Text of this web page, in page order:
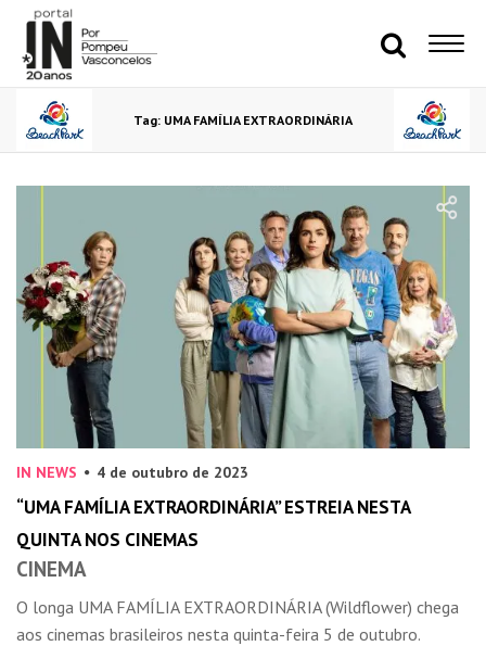
Tag: UMA FAMÍLIA EXTRAORDINÁRIA
IN NEWS 4 de outubro de 2023
“UMA FAMÍLIA EXTRAORDINÁRIA” ESTREIA NESTA
QUINTA NOS CINEMAS
CINEMA
O longa UMA FAMÍLIA EXTRAORDINÁRIA (Wildflower) chega
aos cinemas brasileiros nesta quinta-feira 5 de outubro.